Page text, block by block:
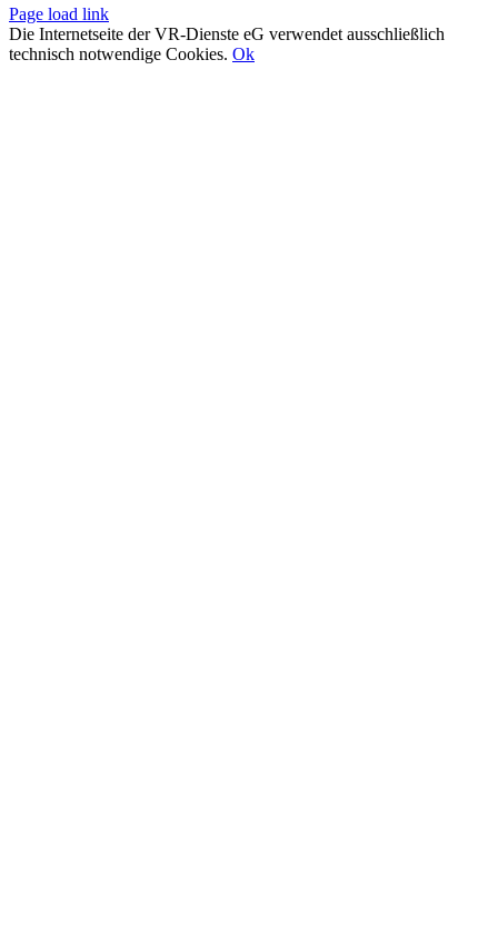
Page load link
Die Internetseite der VR-Dienste eG verwendet ausschließlich
technisch notwendige Cookies. Ok